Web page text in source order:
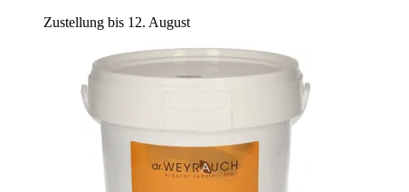
Zustellung bis 12. August